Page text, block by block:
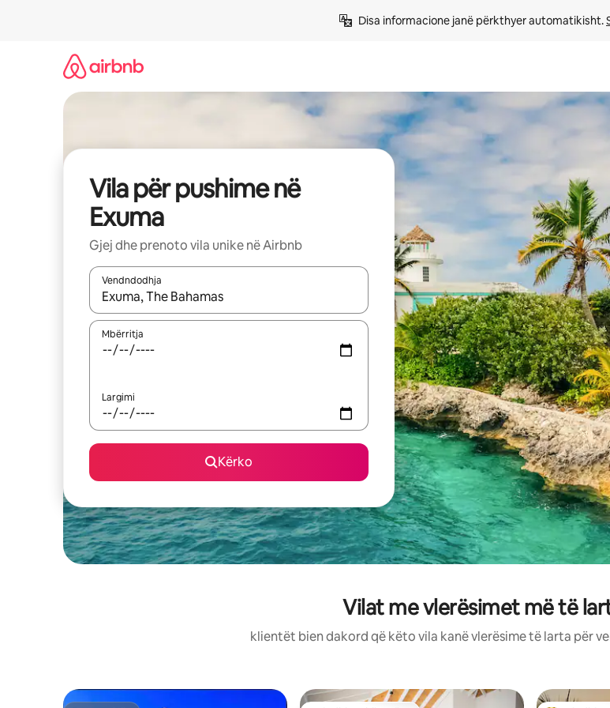
Disa informacione janë përkthyer automatikisht.
Vila për pushime në
Exuma
Gjej dhe prenoto vila unike në Airbnb
Vendndodhja
Kur rezultatet të jenë të disponueshme, lëviz me butonat e shigjetave lart e poshtë ose eksploro
Mbërritja
Largimi
Kërko
Vilat me vlerësimet më të
klientët bien dakord që këto vila kanë vlerësime të larta për